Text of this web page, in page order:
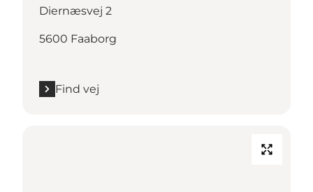
Diernæsvej 2
5600 Faaborg
Find vej